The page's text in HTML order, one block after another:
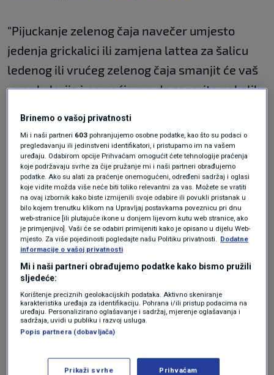
"Pijuckanje zelenog čaja navečer umjesto
jedenja grickalici ili zamjena lattea za šalicu
ledenog ili vrućeg zelenog čaja smanjit će vaš
unos kalorija i pomoći vam da sagorite nekoliko
"Zeleni čaj ima dvostruku svrhu. Ne samo da je
pun antioksidansa i drugih zdravih
fitokemikalija već ima blagodat ubrzavanja
vašeg metabolizma", pojašnjava Pincus.
Mnoge dobrobiti zelenog čaja za metabolizam
potječu od njegovih katehina, snažnih
antioksidansa koji pripadaju obitelji flavonoida
za koje se zna da smanjuju rizik od
kardiovaskularnih bolesti i nekih vrsta raka.
EGCC ili epigalokatehin galat. Prema izvješću
Brinemo o vašoj privatnosti
Mi i naši partneri 603 pohranjujemo osobne podatke, kao što su podaci o
pregledavanju ili jedinstveni identifikatori, i pristupamo im na vašem
uređaju. Odabirom opcije Prihvaćam omogućit ćete tehnologije praćenja
koje podržavaju svrhe za čije pružanje mi i naši partneri obrađujemo
podatke. Ako su alati za praćenje onemogućeni, određeni sadržaj i oglasi
koje vidite možda više neće biti toliko relevantni za vas. Možete se vratiti
na ovaj izbornik kako biste izmijenili svoje odabire ili povukli pristanak u
bilo kojem trenutku klikom na Upravljaj postavkama poveznicu pri dnu
web-stranice [ili plutajuće ikone u donjem lijevom kutu web stranice, ako
je primjenjivo]. Vaši će se odabiri primijeniti kako je opisano u dijelu Web-
mjesto. Za više pojedinosti pogledajte našu Politiku privatnosti. Dodatne
informacije o vašoj privatnosti
Mi i naši partneri obrađujemo podatke kako bismo pružili
sljedeće:
Korištenje preciznih geolokacijskih podataka. Aktivno skeniranje
karakteristika uređaja za identifikaciju. Pohrana i/ili pristup podacima na
uređaju. Personalizirano oglašavanje i sadržaj, mjerenje oglašavanja i
sadržaja, uvidi u publiku i razvoj usluga.
Popis partnera (dobavljača)
Prikaži svrhe Prihvaćam